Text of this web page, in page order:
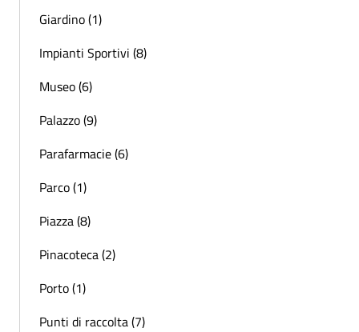
Giardino (1)
Impianti Sportivi (8)
Museo (6)
Palazzo (9)
Parafarmacie (6)
Parco (1)
Piazza (8)
Pinacoteca (2)
Porto (1)
Punti di raccolta (7)